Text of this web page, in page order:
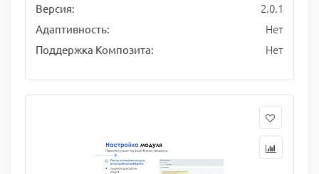
Версия: 2.0.1
Адаптивность: Нет
Поддержка Композита: Нет